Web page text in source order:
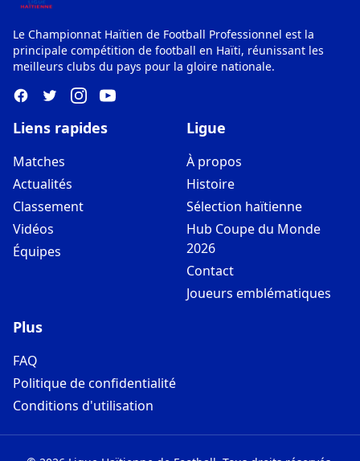
Le Championnat Haïtien de Football Professionnel est la
principale compétition de football en Haïti, réunissant les
meilleurs clubs du pays pour la gloire nationale.
Liens rapides
Matches
Actualités
Classement
Vidéos
Équipes
Ligue
À propos
Histoire
Sélection haïtienne
Hub Coupe du Monde
2026
Contact
Joueurs emblématiques
Plus
FAQ
Politique de confidentialité
Conditions d'utilisation